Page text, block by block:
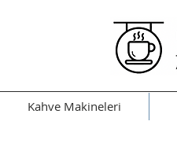
Kahve Makineleri